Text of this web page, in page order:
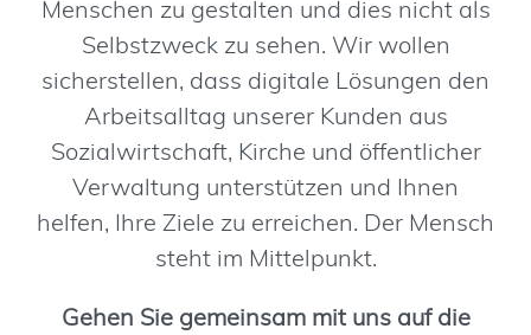
Menschen zu gestalten und dies nicht als
Selbstzweck zu sehen. Wir wollen
sicherstellen, dass digitale Lösungen den
Arbeitsalltag unserer Kunden aus
Sozialwirtschaft, Kirche und öffentlicher
Verwaltung unterstützen und Ihnen
helfen, Ihre Ziele zu erreichen. Der Mensch
steht im Mittelpunkt.
Gehen Sie gemeinsam mit uns auf die